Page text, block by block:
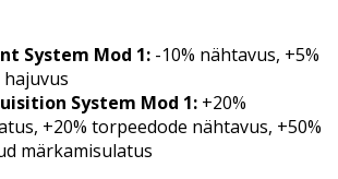
System Mod 1: -10% nähtavus, +5%
System Mod 1: +20%
+20% torpeedode nähtavus, +50%
märkamisulatus